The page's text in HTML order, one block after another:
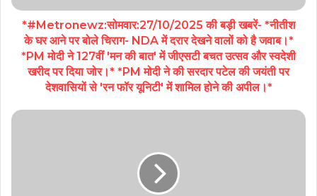
*#Metronewz:सोमवार:27/10/2025 की बड़ी खबरें- *नीतीश
के घर आने पर बोले चिराग- NDA में दरार देखने वालों को है जवाब।*
*PM मोदी ने 127वीं 'मन की बात' में जीएसटी बचत उत्सव और स्वदेशी
खरीद पर दिया जोर।* *PM मोदी ने की सरदार पटेल की जयंती पर
देशवासियों से 'रन फॉर यूनिटी' में शामिल होने की अपील।*